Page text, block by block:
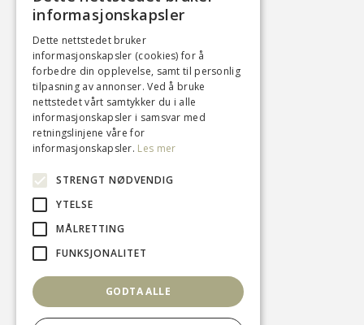
Følg oss
Facebook
Instagram
Her kan du lese om personvern og
informasjonskapsler
v05041444
informasjonskapsler
Dette nettstedet bruker
informasjonskapsler (cookies) for å
forbedre din opplevelse, samt til personlig
tilpasning av annonser. Ved å bruke
nettstedet vårt samtykker du i alle
informasjonskapsler i samsvar med
retningslinjene våre for
informasjonskapsler. Les mer
STRENGT NØDVENDIG
YTELSE
MÅLRETTING
FUNKSJONALITET
GODTA ALLE